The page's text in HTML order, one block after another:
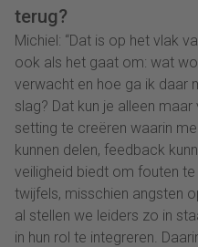
terug?
Michiel: “Dat is op het vlak
ook als het gaat om: wat
verwacht en hoe ga ik daar
slag? Dat kun je alleen
setting te creëren waarin
kunnen delen, feedback
veiligheid biedt om fouten
twijfels, misschien angsten
al stellen we leiders zo in
in hun rol te integreren.